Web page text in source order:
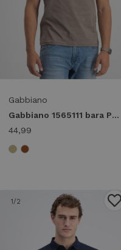
Gabbiano
Gabbiano 1565111 bara Print T-shirts 4232 wood brown
44,99
1/2